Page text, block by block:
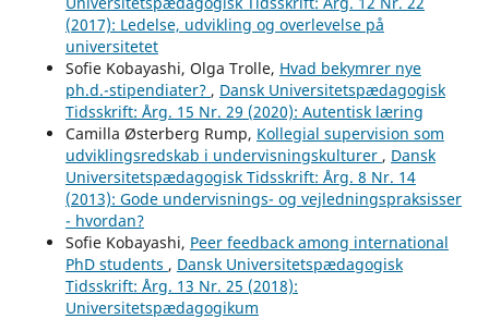
(2017): Ledelse, udvikling og overlevelse på
universitetet
Sofie Kobayashi, Olga Trolle, Hvad bekymrer nye
ph.d.-stipendiater? , Dansk Universitetspædagogisk
Tidsskrift: Årg. 15 Nr. 29 (2020): Autentisk læring
Camilla Østerberg Rump, Kollegial supervision som
udviklingsredskab i undervisningskulturer , Dansk
Universitetspædagogisk Tidsskrift: Årg. 8 Nr. 14
(2013): Gode undervisnings- og vejledningspraksisser
- hvordan?
Sofie Kobayashi, Peer feedback among international
PhD students , Dansk Universitetspædagogisk
Tidsskrift: Årg. 13 Nr. 25 (2018):
Universitetspædagogikum